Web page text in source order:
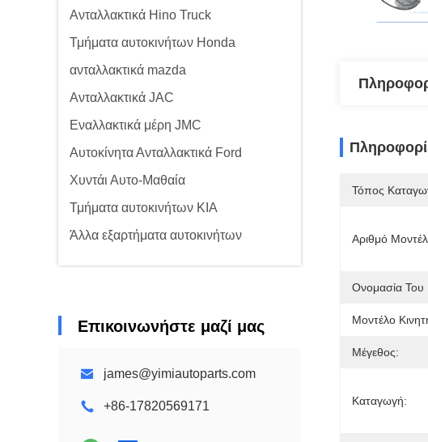
Ανταλλακτικά Hino Truck
Τμήματα αυτοκινήτων Honda
ανταλλακτικά mazda
Ανταλλακτικά JAC
Εναλλακτικά μέρη JMC
Αυτοκίνητα Ανταλλακτικά Ford
Χυντάι Αυτο-Μαθαία
Τμήματα αυτοκινήτων KIA
Άλλα εξαρτήματα αυτοκινήτων
Επικοινωνήστε μαζί μας
james@yimiautoparts.com
+86-17820569171
Τόπος
Αριθμό
Ονομασία Του
Μοντέλο
Μέγεθος:
Καταγωγή: